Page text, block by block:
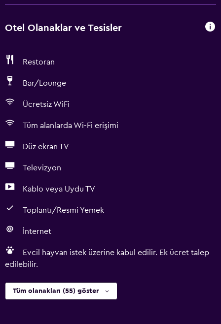
Otel Olanaklar ve Tesisler
Restoran
Bar/Lounge
Ücretsiz WiFi
Tüm alanlarda Wi-Fi erişimi
Düz ekran TV
Televizyon
Kablo veya Uydu TV
Toplantı/Resmi Yemek
İnternet
Evcil hayvan istek üzerine kabul edilir. Ek ücret talep
edilebilir.
Tüm olanakları (55) göster